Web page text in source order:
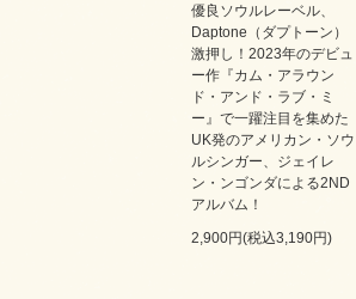
優良ソウルレーベル、
Daptone（ダプトーン）
激押し！2023年のデビュ
ー作『カム・アラウン
ド・アンド・ラブ・ミ
ー』で一躍注目を集めた
UK発のアメリカン・ソウ
ルシンガー、ジェイレ
ン・ンゴンダによる2ND
アルバム！
2,900円(税込3,190円)